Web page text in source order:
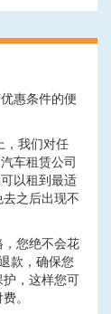
惠条件的便
，我们对任
车租赁公司
以租到最适
之后出现不
您绝不会花
款，确保您
，这样您可
。